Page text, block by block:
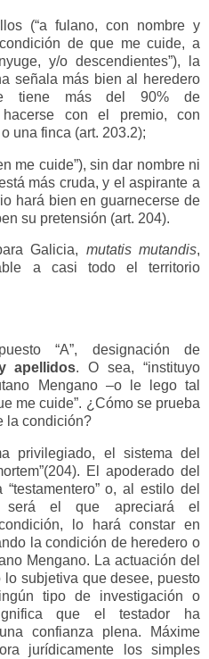
(“a fulano, con nombre y
de que me cuide, a
y/o descendientes”), la
señala más bien al heredero
tiene más del 90% de
con el premio, con
una finca (art. 203.2);
me cuide”), sin dar nombre ni
más cruda, y el aspirante a
hará bien en guarnecerse de
su pretensión (art. 204).
Galicia, mutatis mutandis,
a casi todo el territorio
“A”, designación de
apellidos. O sea, “instituyo
Mengano –o le lego tal
me cuide”. ¿Cómo se prueba
la condición?
privilegiado, el sistema del
El apoderado del
o, al estilo del
será el que apreciará el
lo hará constar en
la condición de heredero o
Mengano. La actuación del
subjetiva que desee, puesto
tipo de investigación o
que el testador ha
confianza plena. Máxime
jurídicamente los simples